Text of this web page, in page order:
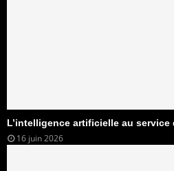
L’intelligence artificielle au service
16 juin 2026